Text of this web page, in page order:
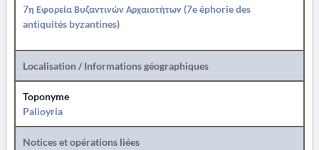
7η Εφορεία Βυζαντινών Αρχαιοτήτων (7e éphorie des
antiquités byzantines)
Localisation / Informations géographiques
Toponyme
Palioyria
Notices et opérations liées